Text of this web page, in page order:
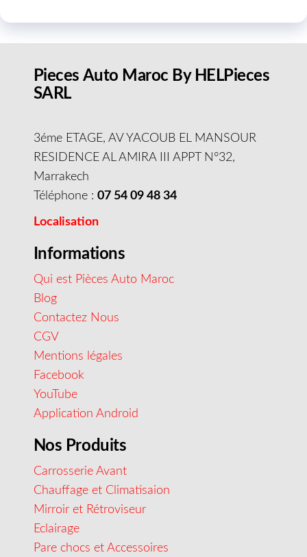
Pieces Auto Maroc By HELPieces
SARL
3éme ETAGE, AV YACOUB EL MANSOUR
RESIDENCE AL AMIRA III APPT N°32,
Marrakech
Téléphone : 07 54 09 48 34
Localisation
Informations
Qui est Pièces Auto Maroc
Blog
Contactez Nous
CGV
Mentions légales
Facebook
YouTube
Application Android
Nos Produits
Carrosserie Avant
Chauffage et Climatisaion
Mirroir et Rétroviseur
Eclairage
Pare chocs et Accessoires